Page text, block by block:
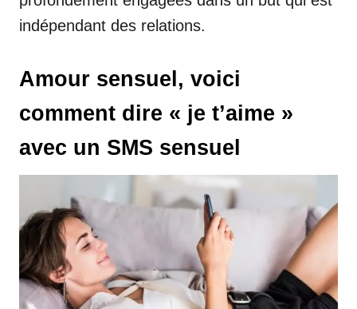
indépendant des relations.
Amour sensuel, voici
comment dire « je t’aime »
avec un SMS sensuel